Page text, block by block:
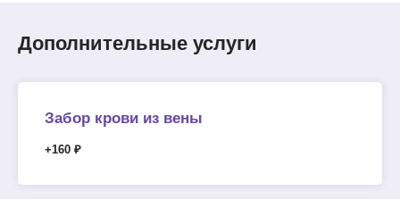
Дополнительные услуги
Забор крови из вены
+160 ₽